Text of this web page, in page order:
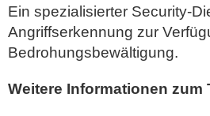
Ein spezialisierter Security-
Angriffserkennung zur
Bedrohungsbewältigung.
Weitere Informationen zum